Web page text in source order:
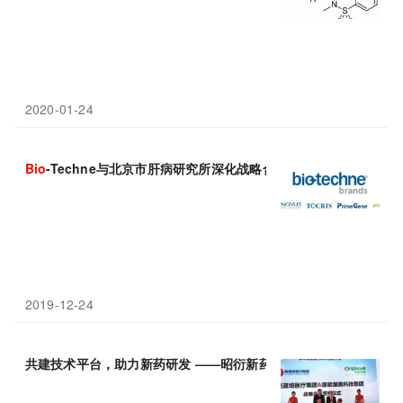
2020-01-24
Bio-Techne与北京市肝病研究所深化战略合作，共建合作实验室
2019-12-24
共建技术平台，助力新药研发 ——昭衍新药与Bio-Techne签订战